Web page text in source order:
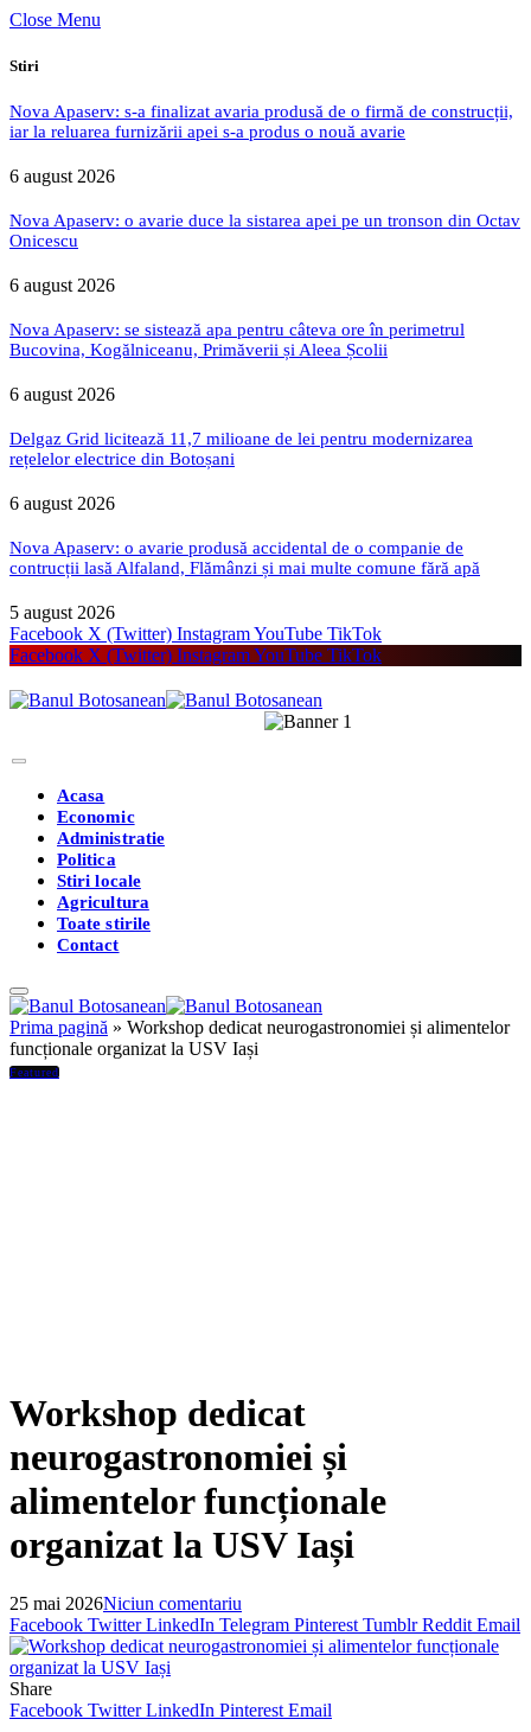
Close Menu
Stiri
Nova Apaserv: s-a finalizat avaria produsă de o firmă de construcții,
iar la reluarea furnizării apei s-a produs o nouă avarie
6 august 2026
Nova Apaserv: o avarie duce la sistarea apei pe un tronson din Octav
Onicescu
6 august 2026
Nova Apaserv: se sistează apa pentru câteva ore în perimetrul
Bucovina, Kogălniceanu, Primăverii și Aleea Școlii
6 august 2026
Delgaz Grid licitează 11,7 milioane de lei pentru modernizarea
rețelelor electrice din Botoșani
6 august 2026
Nova Apaserv: o avarie produsă accidental de o companie de
contrucții lasă Alfaland, Flămânzi și mai multe comune fără apă
5 august 2026
Facebook X (Twitter) InstagramYouTube TikTok
Facebook X (Twitter) InstagramYouTube TikTok
Acasa
Economic
Administratie
Politica
Stiri locale
Agricultura
Toate stirile
Contact
Prima pagină » Workshop dedicat neurogastronomiei și alimentelor
funcționale organizat la USV Iași
Featured
Workshop dedicat
neurogastronomiei și
alimentelor funcționale
organizat la USV Iași
25 mai 2026Niciun comentariu
Facebook Twitter LinkedIn Telegram Pinterest Tumblr Reddit Email
Share
Facebook Twitter LinkedIn Pinterest Email